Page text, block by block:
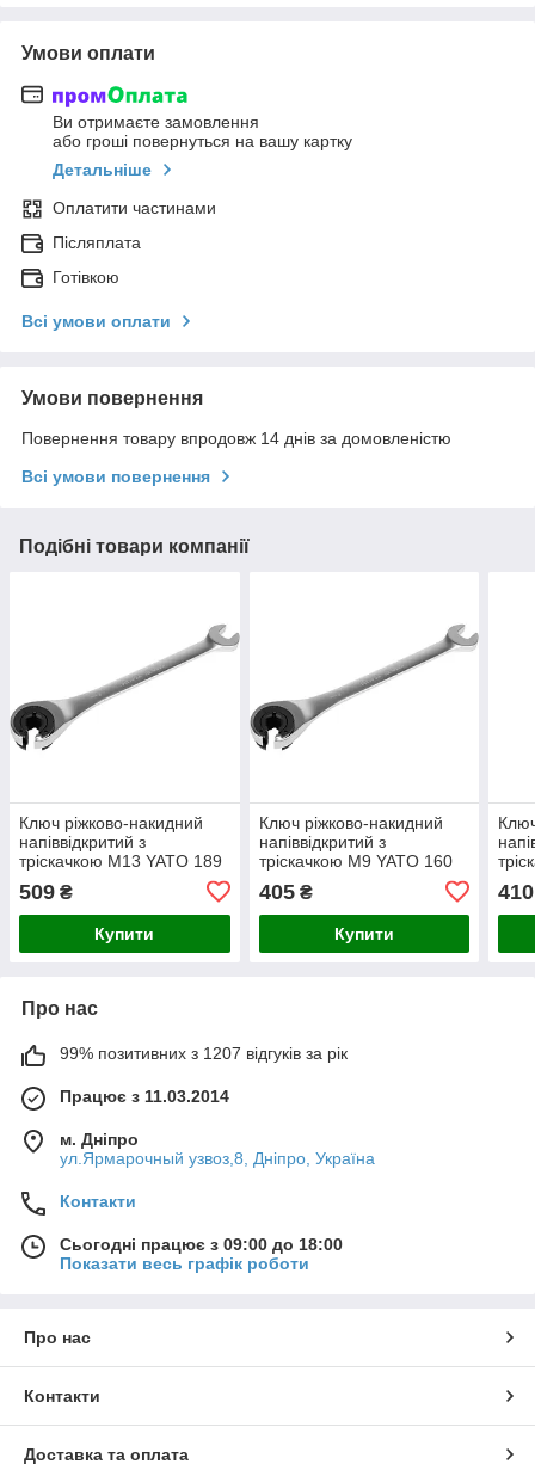
Умови оплати
Ви отримаєте замовлення
або гроші повернуться на вашу картку
Детальніше
Оплатити частинами
Післяплата
Готівкою
Всі умови оплати
Умови повернення
Повернення товару впродовж 14 днів за домовленістю
Всі умови повернення
Подібні товари компанії
Ключ ріжково-накидний
напіввідкритий з
тріскачкою М13 YATO 189
509 ₴
Купити
Ключ ріжково-накидний
напіввідкритий з
тріскачкою М9 YATO 160
405₴
Купити
410
Про нас
99% позитивних з 1207 відгуків за рік
Працює з 11.03.2014
м. Дніпро
ул.Ярмарочный узвоз,8, Дніпро, Україна
Контакти
Сьогодні працює з 09:00 до 18:00
Показати весь графік роботи
Про нас
Контакти
Доставка та оплата